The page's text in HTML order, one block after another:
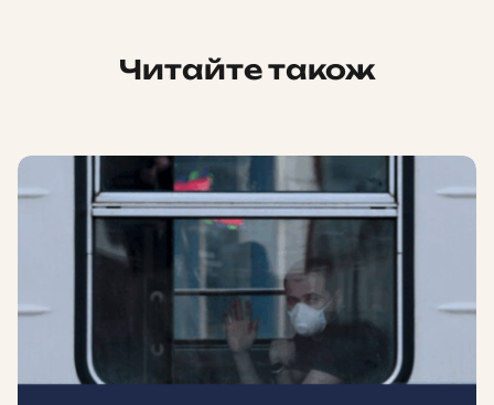
Читайте також